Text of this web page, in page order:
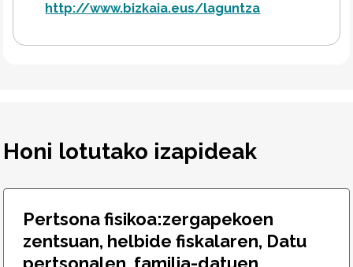
http://www.bizkaia.eus/laguntza
Honi lotutako izapideak
Pertsona fisikoa:zergapekoen
zentsuan, helbide fiskalaren, Datu